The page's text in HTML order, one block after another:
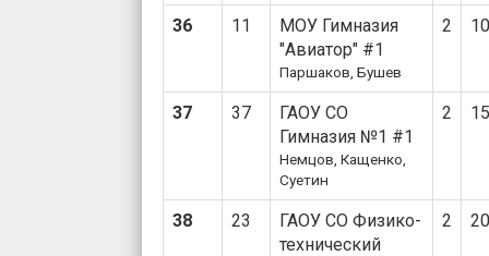
36 11
МОУ Гимназия
"Авиатор" #1
Паршаков, Бушев
2
37 37
ГАОУ СО
Гимназия №1 #1
Немцов, Кащенко,
Суетин
2
38 23
ГАОУ СО Физико-
технический
2